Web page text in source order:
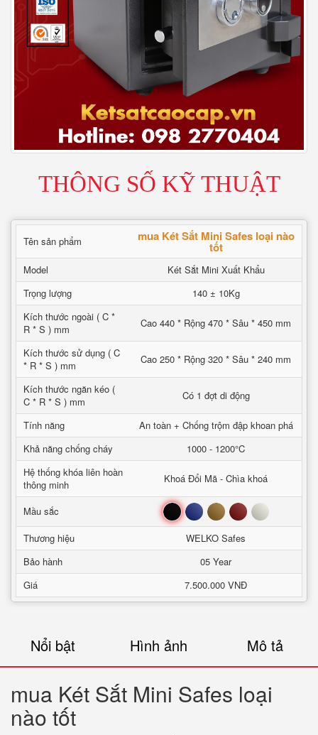
THÔNG SỐ KỸ THUẬT
Tên sản phẩm mua Két Sắt Mini Safes loại nào
tốt
Model
Két Sắt Mini Xuất Khẩu
Trọng lượng
140 ± 10Kg
Kích thước ngoài ( C *
R * S ) mm
Cao 440 * Rộng 470 * Sâu * 450 mm
Kích thước sử dụng ( C
* R * S ) mm
Cao 250 * Rộng 320 * Sâu * 240 mm
Kích thước ngăn kéo (
C * R * S ) mm
Có 1 đợt di động
Tính năng
An toàn + Chống trộm đập khoan phá
Khả năng chống cháy
1000 - 1200°C
Hệ thống khóa liên hoàn
thông minh
Khoá Đổi Mã - Chìa khoá
Mầu sắc Đen Xanh Nâu Đỏ Trắng
Thương hiệu
WELKO Safes
Bảo hành
05 Year
Giá
7.500.000 VNĐ
Nổi bật Hình ảnh Mô tả
mua Két Sắt Mini Safes loại
nào tốt